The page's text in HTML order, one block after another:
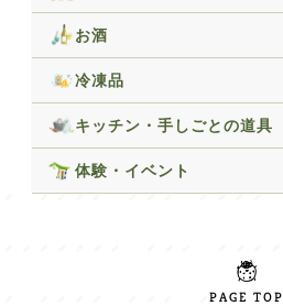
お酒
冷凍品
キッチン・手しごとの道具
体験・イベント
PAGE TOP